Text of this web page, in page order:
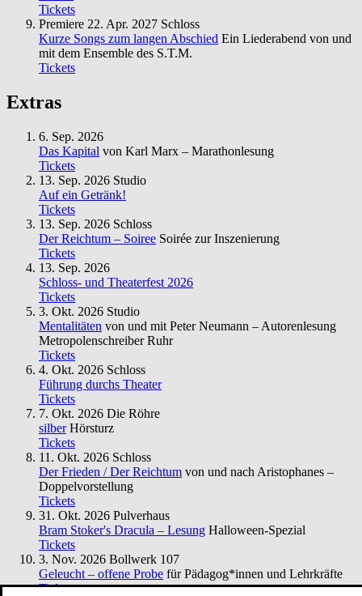
Tickets
Premiere 22. Apr. 2027 Schloss
Kurze Songs zum langen Abschied Ein Liederabend von und
mit dem Ensemble des S.T.M.
Tickets
Extras
6. Sep. 2026
Das Kapital von Karl Marx – Marathonlesung
Tickets
13. Sep. 2026 Studio
Auf ein Getränk!
Tickets
13. Sep. 2026 Schloss
Der Reichtum – Soiree Soirée zur Inszenierung
Tickets
13. Sep. 2026
Schloss- und Theaterfest 2026
Tickets
3. Okt. 2026 Studio
Mentalitäten von und mit Peter Neumann – Autorenlesung
Metropolenschreiber Ruhr
Tickets
4. Okt. 2026 Schloss
Führung durchs Theater
Tickets
7. Okt. 2026 Die Röhre
silber Hörsturz
Tickets
11. Okt. 2026 Schloss
Der Frieden / Der Reichtum von und nach Aristophanes –
Doppelvorstellung
Tickets
31. Okt. 2026 Pulverhaus
Bram Stoker's Dracula – Lesung Halloween-Spezial
Tickets
3. Nov. 2026 Bollwerk 107
Geleucht – offene Probe für Pädagog*innen und Lehrkräfte
Tickets